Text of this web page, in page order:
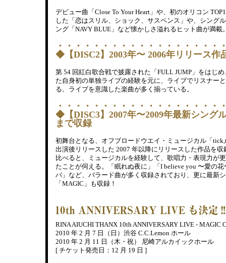
デビュー曲「Close To Your Heart」や、初のオリコン
した「恋はスリル、ショック、サスペンス」や、シング
ング「NAVY BLUE」など懐かしさ溢れるヒット曲が満載
・・・・・・・・・・・・・・・・・
◆【DISC2】2003年〜 2006年リリース作
第 54 回紅白歌合戦で披露された「FULL JUMP」をはじ
た自身初の単独ライブの経験を元に、ライブでリスナー
る、ライブを意識した楽曲が多く揃っている。
・・・・・・・・・・・・・・・・・
◆【DISC3】2007年〜2009年最新シング
まで収録
初舞台となる、オフブロードウエイ・ミュージカル「
出演後リリースした 2007 年以降にリリースした作品を収
比べると、ミュージカルを経験して、歌唱力・表現力が
たことが伺える。「眠れぬ夜に」「I believe you 〜愛の
バ」など、バラード曲が多く収録されており、更に最新
「MAGIC」も収録！
RINA AIUCHI THANX 10th ANNIVERSARY LIVE - MAGIC
2010 年 2 月 7 日（日）渋谷 C.C.Lemon ホール
2010 年 2 月 11 日（木・祝） 尼崎アルカイックホール
[ チケット発売日：12 月 19 日 ]